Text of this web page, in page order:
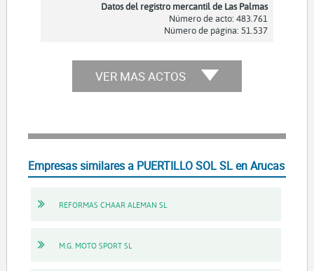
Datos del registro mercantil de Las Palmas
Número de acto: 483.761
Número de página: 51.537
VER MAS ACTOS
Empresas similares a PUERTILLO SOL SL en Arucas
REFORMAS CHAAR ALEMAN SL
M.G. MOTO SPORT SL